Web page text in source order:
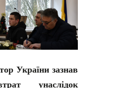
України зазнав
унаслідок